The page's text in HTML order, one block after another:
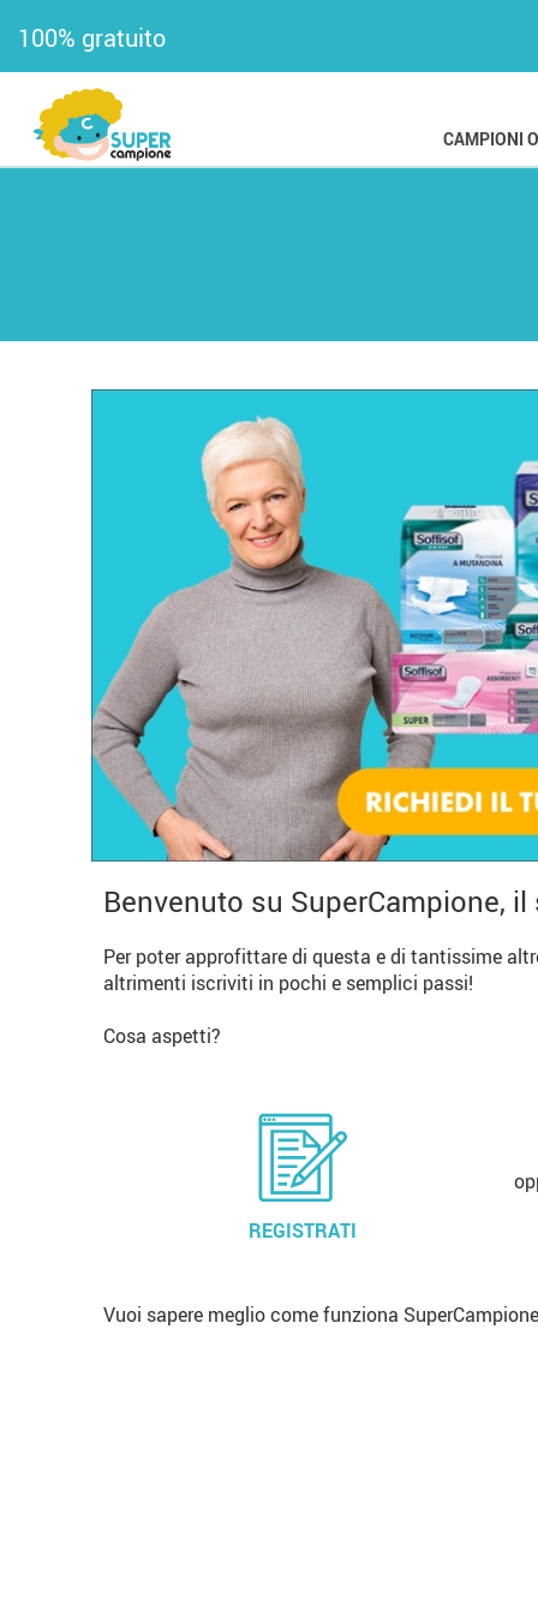
100% gratuito
CAMPIONI
Benvenuto su SuperCampione,
Per poter approfittare di questa e di tantissime
altrimenti iscriviti in pochi e semplici passi!
Cosa aspetti?
REGISTRATI
Vuoi sapere meglio come funziona